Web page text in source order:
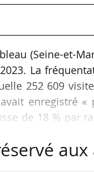
(Seine-et-
La
252 609
enregistré «
de 18 % par